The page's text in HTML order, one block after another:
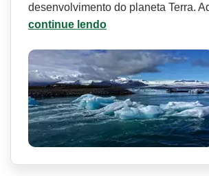
desenvolvimento do planeta Terra.
continue lendo